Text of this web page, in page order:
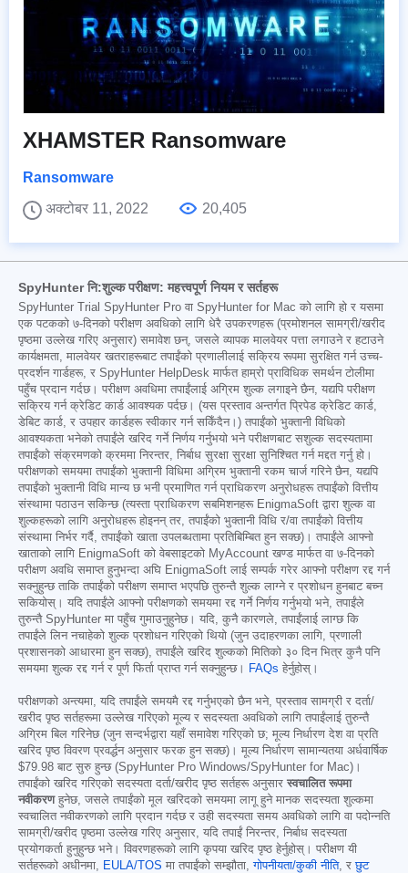
XHAMSTER Ransomware
Ransomware
अक्टोबर 11, 2022
20,405
SpyHunter नि:शुल्क परीक्षण: महत्त्वपूर्ण नियम र सर्तहरू
SpyHunter Trial SpyHunter Pro वा SpyHunter for Mac को लागि हो र यसमा
एक पटकको ७-दिनको परीक्षण अवधिको लागि धेरै उपकरणहरू (प्रमोशनल सामग्री/खरीद
पृष्ठमा उल्लेख गरिए अनुसार) समावेश छन्, जसले व्यापक मालवेयर पत्ता लगाउने र हटाउने
कार्यक्षमता, मालवेयर खतराहरूबाट तपाईंको प्रणालीलाई सक्रिय रूपमा सुरक्षित गर्न उच्च-
प्रदर्शन गार्डहरू, र SpyHunter HelpDesk मार्फत हाम्रो प्राविधिक समर्थन टोलीमा
पहुँच प्रदान गर्दछ। परीक्षण अवधिमा तपाईंलाई अग्रिम शुल्क लगाइने छैन, यद्यपि परीक्षण
सक्रिय गर्न क्रेडिट कार्ड आवश्यक पर्दछ। (यस प्रस्ताव अन्तर्गत प्रिपेड क्रेडिट कार्ड,
डेबिट कार्ड, र उपहार कार्डहरू स्वीकार गर्न सकिँदैन।) तपाईंको भुक्तानी विधिको
आवश्यकता भनेको तपाईंले खरिद गर्ने निर्णय गर्नुभयो भने परीक्षणबाट सशुल्क सदस्यतामा
तपाईंको संक्रमणको क्रममा निरन्तर, निर्बाध सुरक्षा सुरक्षा सुनिश्चित गर्न मद्दत गर्नु हो।
परीक्षणको समयमा तपाईंको भुक्तानी विधिमा अग्रिम भुक्तानी रकम चार्ज गरिने छैन, यद्यपि
तपाईंको भुक्तानी विधि मान्य छ भनी प्रमाणित गर्न प्राधिकरण अनुरोधहरू तपाईंको वित्तीय
संस्थामा पठाउन सकिन्छ (त्यस्ता प्राधिकरण सबमिशनहरू EnigmaSoft द्वारा शुल्क वा
शुल्कहरूको लागि अनुरोधहरू होइनन् तर, तपाईंको भुक्तानी विधि र/वा तपाईंको वित्तीय
संस्थामा निर्भर गर्दै, तपाईंको खाता उपलब्धतामा प्रतिबिम्बित हुन सक्छ)। तपाईंले आफ्नो
खाताको लागि EnigmaSoft को वेबसाइटको MyAccount खण्ड मार्फत वा ७-दिनको
परीक्षण अवधि समाप्त हुनुभन्दा अघि EnigmaSoft लाई सम्पर्क गरेर आफ्नो परीक्षण रद्द गर्न
सक्नुहुन्छ ताकि तपाईंको परीक्षण समाप्त भएपछि तुरुन्तै शुल्क लाग्ने र प्रशोधन हुनबाट बच्न
सकियोस्। यदि तपाईंले आफ्नो परीक्षणको समयमा रद्द गर्ने निर्णय गर्नुभयो भने, तपाईंले
तुरुन्तै SpyHunter मा पहुँच गुमाउनुहुनेछ। यदि, कुनै कारणले, तपाईंलाई लाग्छ कि
तपाईंले लिन नचाहेको शुल्क प्रशोधन गरिएको थियो (जुन उदाहरणका लागि, प्रणाली
प्रशासनको आधारमा हुन सक्छ), तपाईंले खरिद शुल्कको मितिको ३० दिन भित्र कुनै पनि
समयमा शुल्क रद्द गर्न र पूर्ण फिर्ता प्राप्त गर्न सक्नुहुन्छ।
FAQs हेर्नुहोस्।
परीक्षणको अन्त्यमा, यदि तपाईंले समयमै रद्द गर्नुभएको छैन भने, प्रस्ताव सामग्री र दर्ता/
खरीद पृष्ठ सर्तहरूमा उल्लेख गरिएको मूल्य र सदस्यता अवधिको लागि तपाईंलाई तुरुन्तै
अग्रिम बिल गरिनेछ (जुन सन्दर्भद्वारा यहाँ समावेश गरिएको छ; मूल्य निर्धारण देश वा प्रति
खरिद पृष्ठ विवरण प्रवर्द्धन अनुसार फरक हुन सक्छ)। मूल्य निर्धारण सामान्यतया अर्धवार्षिक
$79.98 बाट सुरु हुन्छ (SpyHunter Pro Windows/SpyHunter for Mac)।
तपाईंको खरिद गरिएको सदस्यता दर्ता/खरीद पृष्ठ सर्तहरू अनुसार स्वचालित रूपमा
नवीकरणहुनेछ, जसले तपाईंको मूल खरिदको समयमा लागू हुने मानक सदस्यता शुल्कमा
स्वचालित नवीकरणको लागि प्रदान गर्दछ र उही सदस्यता समय अवधिको लागि वा पदोन्नति
सामग्री/खरीद पृष्ठमा उल्लेख गरिए अनुसार, यदि तपाईं निरन्तर, निर्बाध सदस्यता
प्रयोगकर्ता हुनुहुन्छ भने। विवरणहरूको लागि कृपया खरिद पृष्ठ हेर्नुहोस्। परीक्षण यी
सर्तहरूको अधीनमा, EULA/TOS मा तपाईंको सम्झौता,गोपनीयता/कुकी नीति, रछुट